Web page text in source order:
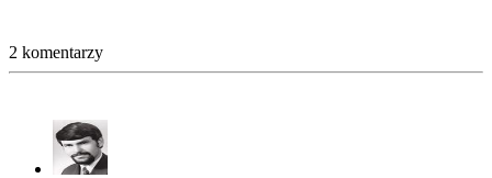
2 komentarzy